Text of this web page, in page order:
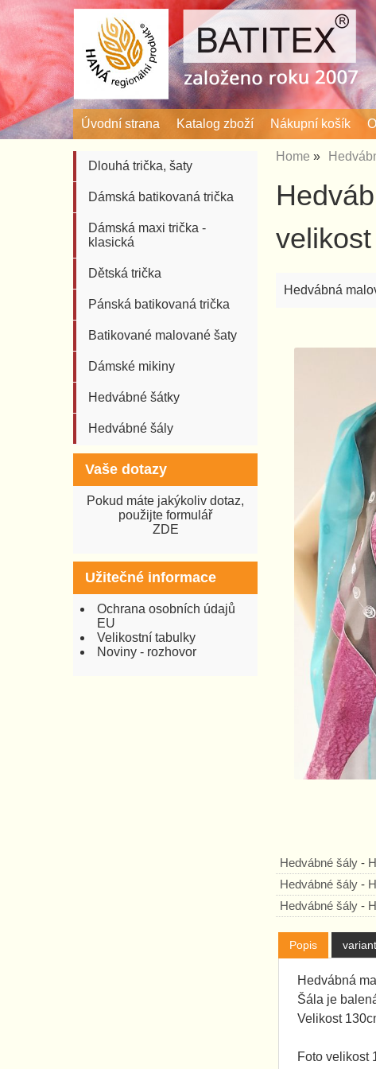
Úvodní strana Katalog zboží Nákupní košík
Home
Hedvábná
Hedvábné šály -
Hedvábné šály -
Hedvábné šály -
Popis
Hedvábná
Šála je
Velikost
Foto velikost
Dlouhá trička, šaty
Dámská batikovaná trička
Dámská maxi trička -
klasická
Dětská trička
Pánská batikovaná trička
Batikované malované šaty
Dámské mikiny
Hedvábné šátky
Hedvábné šály
Vaše dotazy
Pokud máte jakýkoliv dotaz,
použijte formulář
ZDE
Užitečné informace
Ochrana osobních údajů
EU
Velikostní tabulky
Noviny - rozhovor